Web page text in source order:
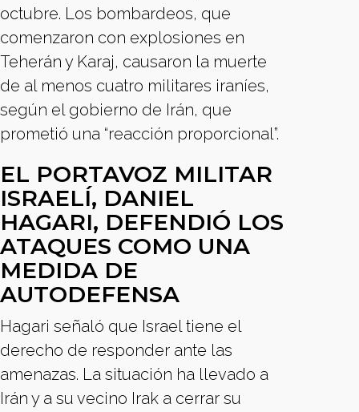
octubre. Los bombardeos, que
comenzaron con explosiones en
Teherán y Karaj, causaron la muerte
de al menos cuatro militares iraníes,
según el gobierno de Irán, que
prometió una “reacción proporcional”.
EL PORTAVOZ MILITAR
ISRAELÍ, DANIEL
HAGARI, DEFENDIÓ LOS
ATAQUES COMO UNA
MEDIDA DE
AUTODEFENSA
Hagari señaló que Israel tiene el
derecho de responder ante las
amenazas. La situación ha llevado a
Irán y a su vecino Irak a cerrar su